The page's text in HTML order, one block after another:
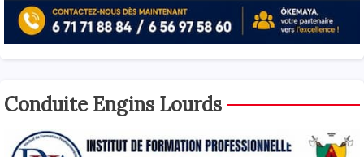
Conduite Engins Lourds